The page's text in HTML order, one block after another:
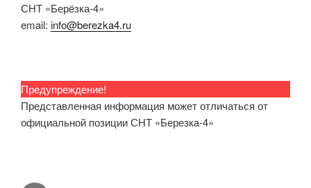
СНТ «Берёзка-4»
email: info@berezka4.ru
Предупреждение!
Представленная информация может отличаться от
официальной позиции СНТ «Березка-4»